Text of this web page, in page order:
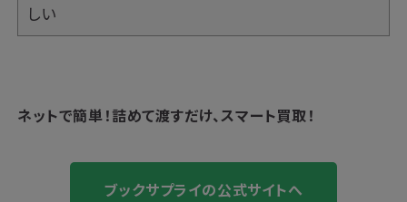
しい
ネットで簡単！詰めて渡すだけ、スマート買取！
ブックサプライの公式サイトへ